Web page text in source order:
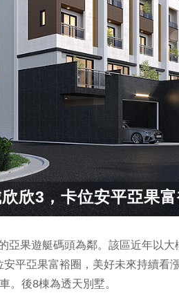
欣3，卡位安平亞果
亞果遊艇碼頭為鄰。該區近年以大
平亞果富裕圈，美好未來持續看
。後8棟為透天別墅。